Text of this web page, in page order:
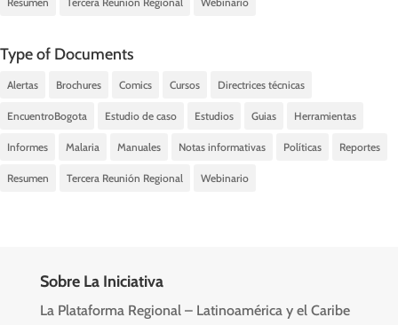
Type of Documents
Alertas Brochures Comics Cursos Directrices técnicas
EncuentroBogota Estudio de caso Estudios Guias Herramientas
Informes Malaria Manuales Notas informativas Políticas Reportes
Resumen Tercera Reunión Regional Webinario
Sobre La Iniciativa
La Plataforma Regional – Latinoamérica y el Caribe